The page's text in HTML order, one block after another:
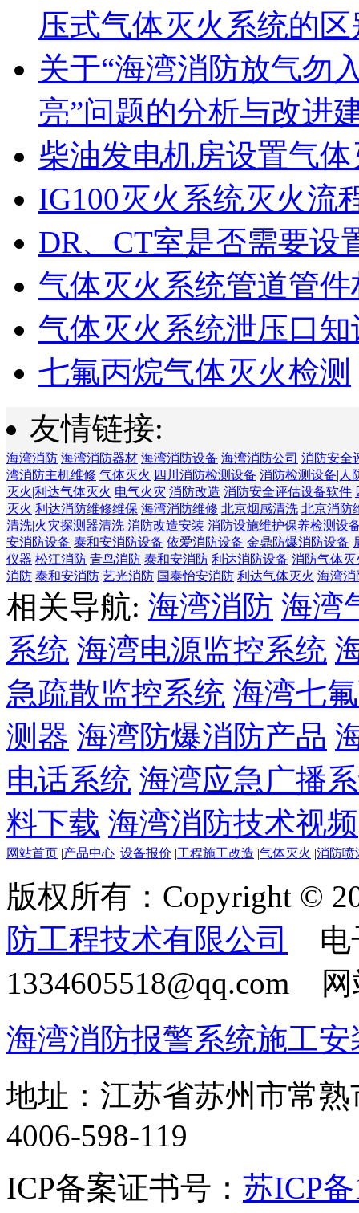
压式气体灭火系统的
关于“海湾消防放气勿
亮”问题的分析与改进
柴油发电机房设置气
IG100灭火系统灭火流
DR、CT室是否需要设
气体灭火系统管道管
气体灭火系统泄压口
七氟丙烷气体灭火检测
友情链接:
海湾消防 海湾消防器材 海湾消防设备 海湾消防公司 消防安全
湾消防主机维修 气体灭火 四川消防检测设备 消防检测设备|人
灭火|利达气体灭火 电气火灾 消防改造 消防安全评估设备软件
灭火 利达消防维修维保 海湾消防维修 北京烟感清洗 北京消防
清洗|火灾探测器清洗 消防改造安装 消防设施维护保养检测设
安消防设备 泰和安消防设备 依爱消防设备 金鼎防爆消防设备
仪器 松江消防 青鸟消防 泰和安消防 利达消防设备 消防气体灭
消防 泰和安消防 艺光消防 国泰怡安消防 利达气体灭火 海湾消
相关导航: 海湾消防 海湾
系统 海湾电源监控系统
急疏散监控系统 海湾七
测器 海湾防爆消防产品
电话系统 海湾应急广播
料下载 海湾消防技术视频
网站首页 |产品中心 |设备报价 |工程施工改造 |气体灭火 |消防喷
版权所有：Copyright ©
防工程技术有限公司
电
1334605518@qq.com
海湾消防报警系统施工
地址：江苏省苏州市常
4006-598-119
ICP备案证书号： 苏ICP